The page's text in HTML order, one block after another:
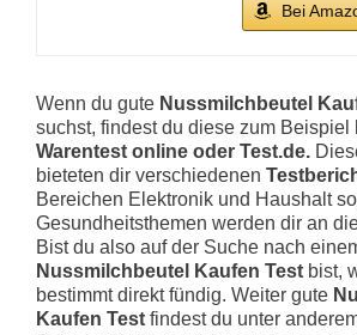
Bei
Wenn du gute Nussmilchbeutel
suchst, findest du diese zum Beispiel
Warentest online oder Test.de.
bieteten dir verschiedenen
Bereichen Elektronik und Haushalt
Gesundheitsthemen werden dir an
Bist du also auf der Suche nach
Nussmilchbeutel Kaufen Test bist,
bestimmt direkt fündig. Weiter gute
Kaufen Test findest du unter